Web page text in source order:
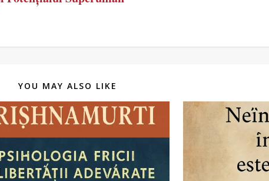
YOU MAY ALSO LIKE